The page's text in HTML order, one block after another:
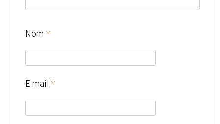
Nom *
E-mail *